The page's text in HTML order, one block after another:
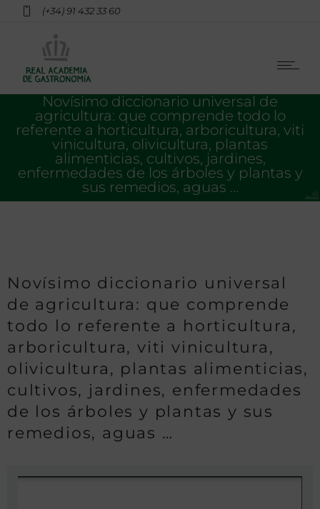
(+34) 91 432 33 60
Novísimo diccionario universal de
agricultura: que comprende todo lo
referente a horticultura, arboricultura, viti
vinicultura, olivicultura, plantas
alimenticias, cultivos, jardines,
enfermedades de los árboles y plantas y
sus remedios, aguas …
Novísimo diccionario universal
de agricultura: que comprende
todo lo referente a horticultura,
arboricultura, viti vinicultura,
olivicultura, plantas alimenticias,
cultivos, jardines, enfermedades
de los árboles y plantas y sus
remedios, aguas …